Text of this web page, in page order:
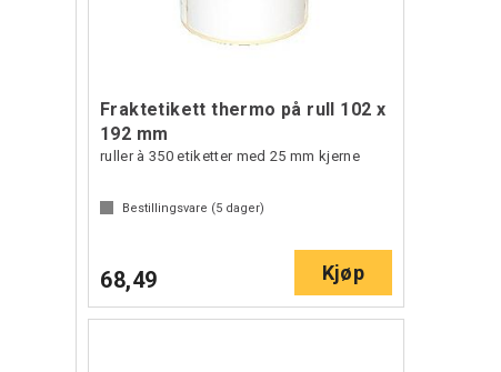
Fraktetikett thermo på rull 102 x
192 mm
ruller à 350 etiketter med 25 mm kjerne
Bestillingsvare (5 dager)
68,49 Kjøp